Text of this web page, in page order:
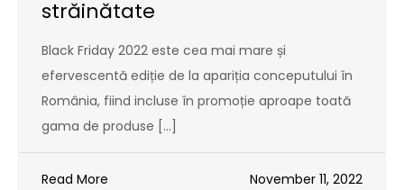
străinătate
Black Friday 2022 este cea mai mare și
efervescentă ediție de la apariția conceputului în
România, fiind incluse în promoție aproape toată
gama de produse […]
Read More November 11, 2022